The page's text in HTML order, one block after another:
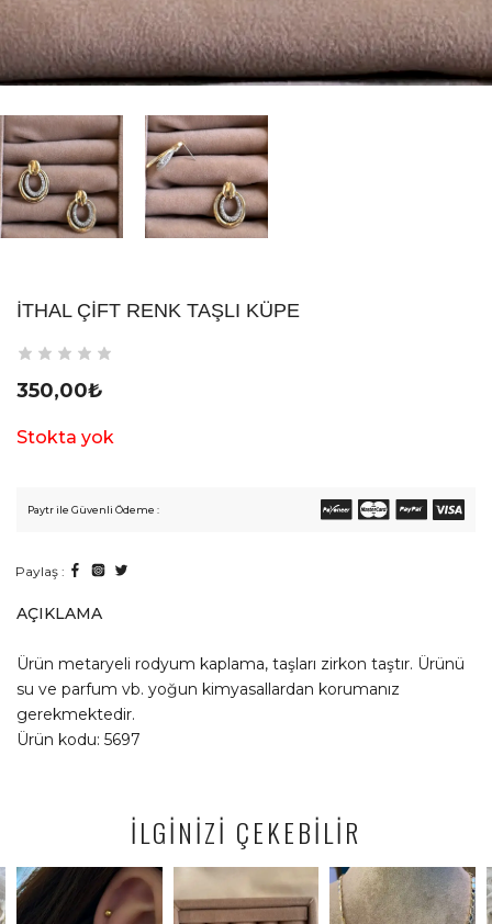
İTHAL ÇIFT RENK TAŞLI KÜPE
350,00₺
Stokta yok
Paytr ile Güvenli Ödeme :
Paylaş :
AÇIKLAMA
Ürün metaryeli rodyum kaplama, taşları zirkon taştır. Ürünü
su ve parfum vb. yoğun kimyasallardan korumanız
gerekmektedir.
Ürün kodu: 5697
İLGİNİZİ ÇEKEBİLİR